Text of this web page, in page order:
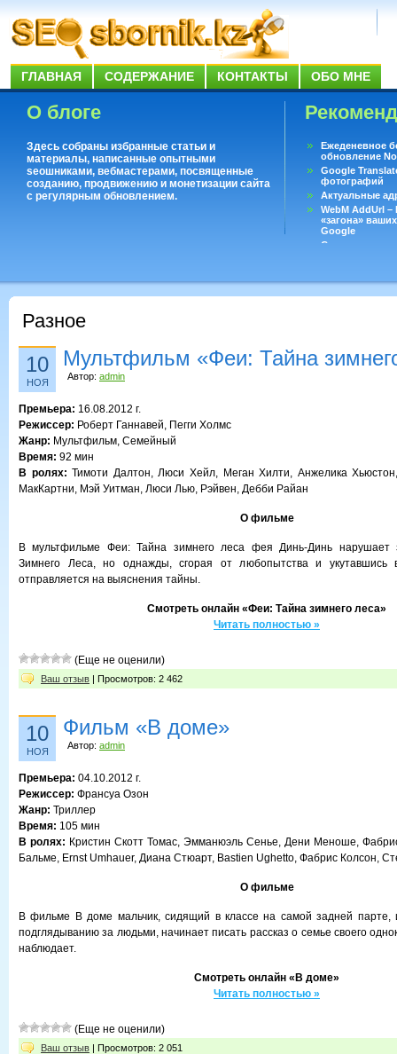
ГЛАВНАЯ СОДЕРЖАНИЕ КОНТАКТЫ ОБО МНЕ
О блоге
Здесь собраны избранные статьи и
материалы, написанные опытными
seoшниками, вебмастерами, посвященные
созданию, продвижению и монетизации сайта
с регулярным обновлением.
Ежеденевное
обновление
Google
фотографий
Актуальные
WebM AddUrl
«загона»
Google
Существует
Разное
10
НОЯ
Мультфильм «Феи: Тайна
Автор: admin
Премьера: 16.08.2012 г.
Режиссер: Роберт Ганнавей, Пегги Холмс
Жанр: Мультфильм, Семейный
Время: 92 мин
В ролях: Тимоти Далтон, Люси Хейл, Меган Хилти, Анжелика
МакКартни, Мэй Уитман, Люси Лью, Рэйвен, Дебби Райан
О фильме
В мультфильме Феи: Тайна зимнего леса фея Динь-Динь нарушает
Зимнего Леса, но однажды, сгорая от любопытства и укутавшись
отправляется на выяснения тайны.
Смотреть онлайн «Феи: Тайна зимнего леса»
Читать полностью »
(Еще не оценили)
Ваш отзыв | Просмотров: 2 462
10
НОЯ
Фильм «В доме»
Автор: admin
Премьера: 04.10.2012 г.
Режиссер: Франсуа Озон
Жанр: Триллер
Время: 105 мин
В ролях: Кристин Скотт Томас, Эмманюэль Сенье, Дени Меноше,
Бальме, Ernst Umhauer, Диана Стюарт, Bastien Ughetto, Фабрис Колсон,
О фильме
В фильме В доме мальчик, сидящий в классе на самой задней парте,
подглядыванию за людьми, начинает писать рассказ о семье своего
наблюдает.
Смотреть онлайн «В доме»
Читать полностью »
(Еще не оценили)
Ваш отзыв | Просмотров: 2 051